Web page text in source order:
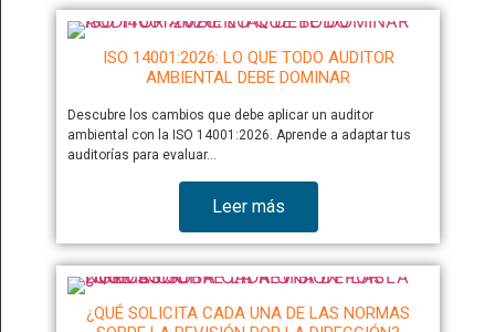
ISO 14001:2026: LO QUE TODO AUDITOR
AMBIENTAL DEBE DOMINAR
Descubre los cambios que debe aplicar un auditor
ambiental con la ISO 14001:2026. Aprende a adaptar tus
auditorías para evaluar…
Leer más
¿QUÉ SOLICITA CADA UNA DE LAS NORMAS